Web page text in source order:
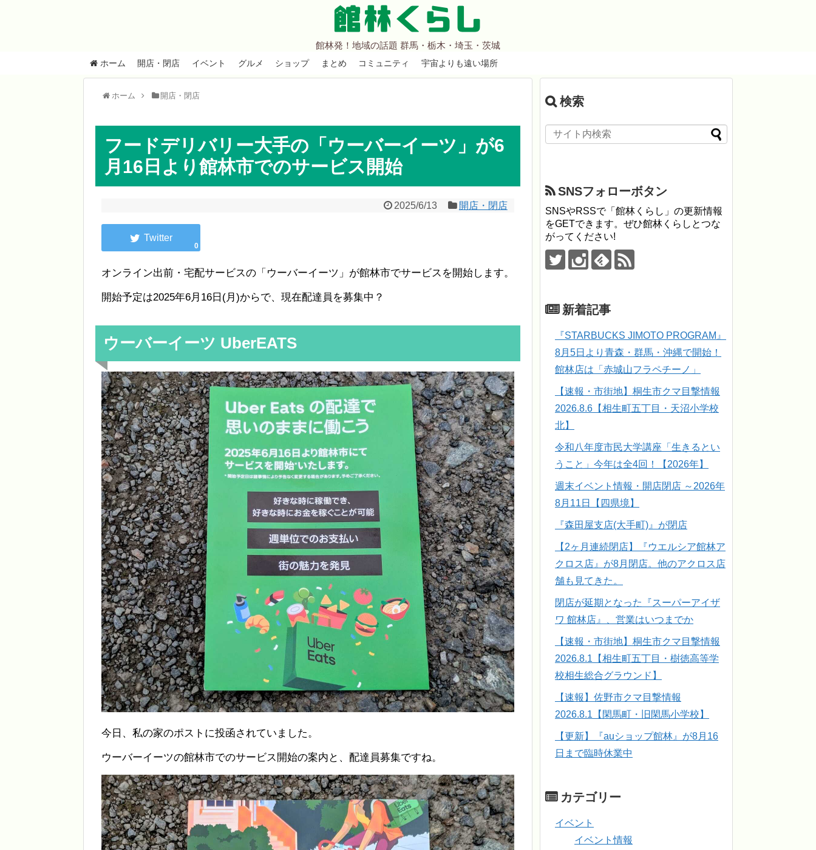
館林くらし
館林発！地域の話題 群馬・栃木・埼玉・茨城
ホーム 開店・閉店 イベント グルメ ショップ まとめ コミュニティ 宇宙よりも遠い場所
ホーム 開店・閉店
フードデリバリー大手の「ウーバーイーツ」が6
月16日より館林市でのサービス開始
2025/6/13 開店・閉店
0
オンライン出前・宅配サービスの「ウーバーイーツ」が館林市でサービスを開始します。
開始予定は2025年6月16日(月)からで、現在配達員を募集中？
ウーバーイーツ UberEATS
今日、私の家のポストに投函されていました。
ウーバーイーツの館林市でのサービス開始の案内と、配達員募集ですね。
検索
SNSフォローボタン
SNSやRSSで「館林くらし」の更新情報
をGETできます。ぜひ館林くらしとつな
がってください!
新着記事
『STARBUCKS JIMOTO PROGRAM』
8月5日より青森・群馬・沖縄で開始！
館林店は「赤城山フラペチーノ」
【速報・市街地】桐生市クマ目撃情報
2026.8.6【相生町五丁目・天沼小学校
北】
令和八年度市民大学講座「生きるとい
うこと」今年は全4回！【2026年】
週末イベント情報・開店閉店 ～2026年
8月11日【四県境】
『森田屋支店(大手町)』が閉店
【2ヶ月連続閉店】『ウエルシア館林ア
クロス店』が8月閉店。他のアクロス店
舗も見てきた。
閉店が延期となった『スーパーアイザ
ワ 館林店』、営業はいつまでか
【速報・市街地】桐生市クマ目撃情報
2026.8.1【相生町五丁目・樹徳高等学
校相生総合グラウンド】
【速報】佐野市クマ目撃情報
2026.8.1【閑馬町・旧閑馬小学校】
【更新】『auショップ館林』が8月16
日まで臨時休業中
カテゴリー
イベント
イベント情報